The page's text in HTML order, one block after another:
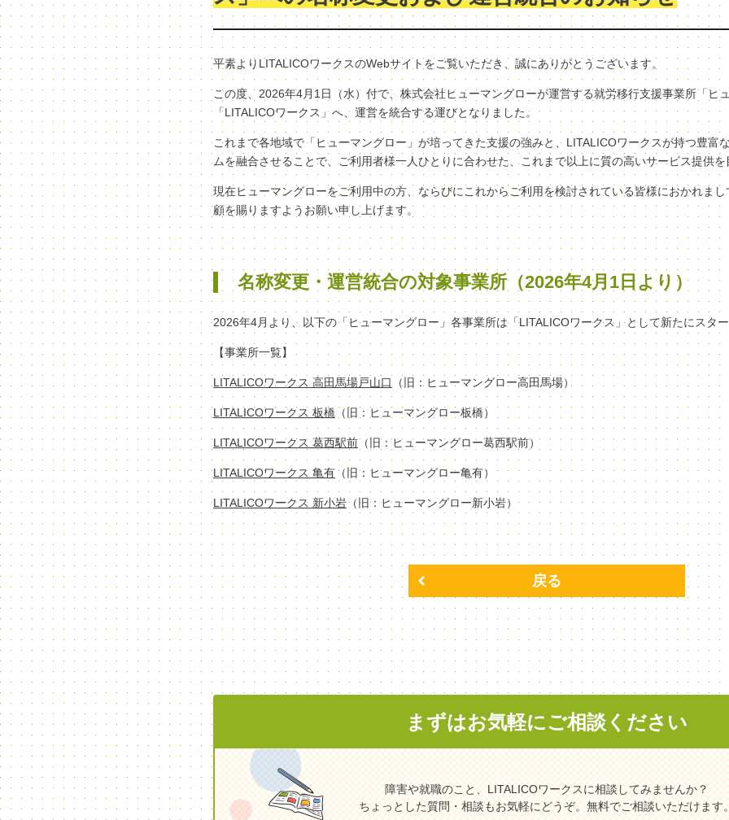
平素よりLITALICOワークスのWebサイトをご覧いただき、誠にありがとうございます。
この度、2026年4月1日（水）付で、株式会社ヒューマングローが運営する就労移行支援事業所「ヒ
「LITALICOワークス」へ、運営を統合する運びとなりました。
これまで各地域で「ヒューマングロー」が培ってきた支援の強みと、LITALICOワークスが持つ豊富
ムを融合させることで、ご利用者様一人ひとりに合わせた、これまで以上に質の高いサービス提供
現在ヒューマングローをご利用中の方、ならびにこれからご利用を検討されている皆様におかれま
顧を賜りますようお願い申し上げます。
名称変更・運営統合の対象事業所（2026年4月1日より）
2026年4月より、以下の「ヒューマングロー」各事業所は「LITALICOワークス」として新たにスタ
【事業所一覧】
LITALICOワークス 高田馬場戸山口 （旧：ヒューマングロー高田馬場）
LITALICOワークス 板橋 （旧：ヒューマングロー板橋）
LITALICOワークス 葛西駅前（旧：ヒューマングロー葛西駅前）
LITALICOワークス 亀有 （旧：ヒューマングロー亀有）
LITALICOワークス 新小岩（旧：ヒューマングロー新小岩）
戻る
まずはお気軽にご相談ください
障害や就職のこと、LITALICOワークスに相談してみませんか？
ちょっとした質問・相談もお気軽にどうぞ。無料でご相談いただけます